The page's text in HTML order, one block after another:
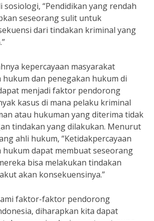
sosiologi, “Pendidikan yang rendah
seseorang sulit untuk
dari tindakan kriminal yang
kepercayaan masyarakat
dan penegakan hukum di
menjadi faktor pendorong
kasus di mana pelaku kriminal
atau hukuman yang diterima tidak
tindakan yang dilakukan. Menurut
ahli hukum, “Ketidakpercayaan
dapat membuat seseorang
bisa melakukan tindakan
akan konsekuensinya.”
faktor-faktor pendorong
diharapkan kita dapat